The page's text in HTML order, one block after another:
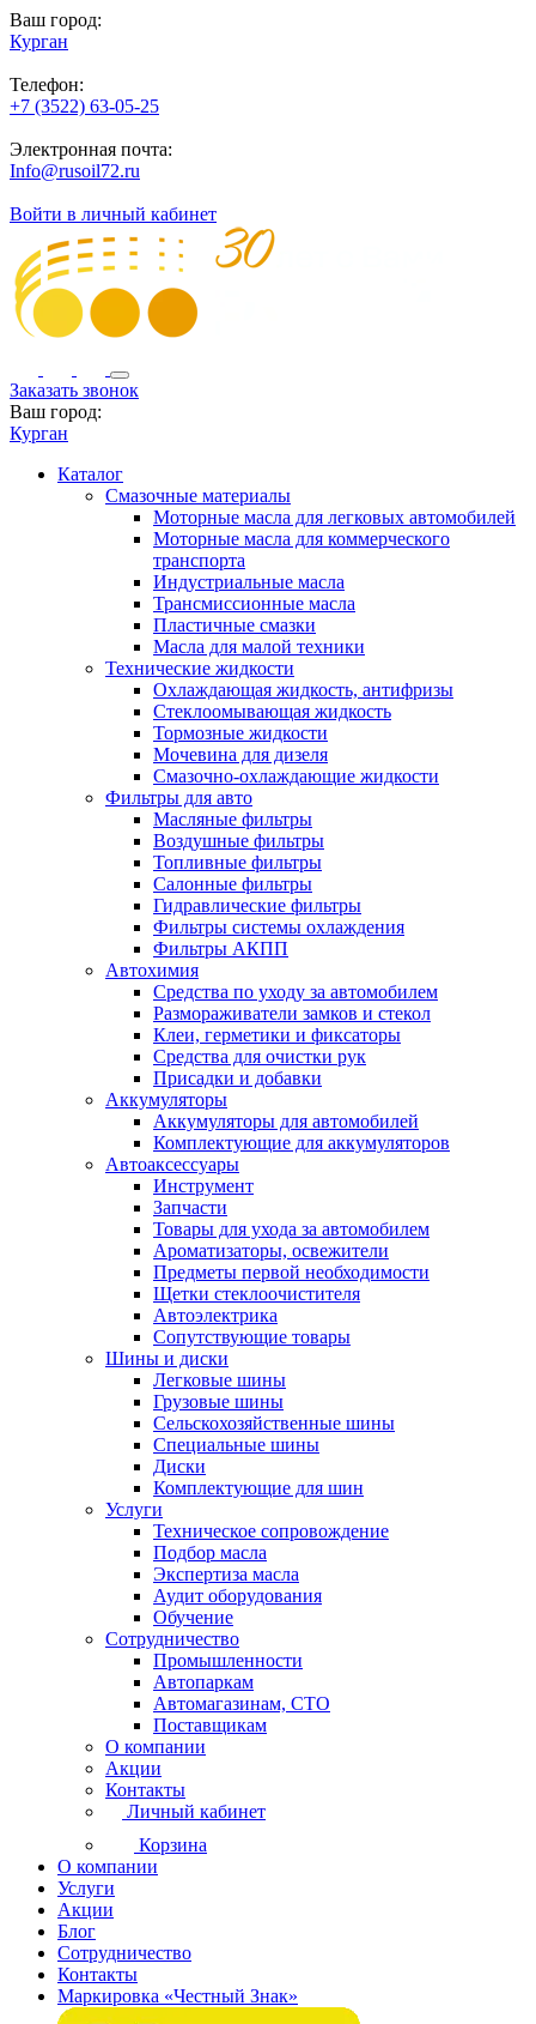
Ваш город:
Курган
Телефон:
+7 (3522) 63-05-25
Электронная почта:
Info@rusoil72.ru
Войти в личный кабинет
Заказать звонок
Ваш город:
Курган
Каталог
Смазочные материалы
Моторные масла для легковых автомобилей
Моторные масла для коммерческого
транспорта
Индустриальные масла
Трансмиссионные масла
Пластичные смазки
Масла для малой техники
Технические жидкости
Охлаждающая жидкость, антифризы
Стеклоомывающая жидкость
Тормозные жидкости
Мочевина для дизеля
Смазочно-охлаждающие жидкости
Фильтры для авто
Масляные фильтры
Воздушные фильтры
Топливные фильтры
Салонные фильтры
Гидравлические фильтры
Фильтры системы охлаждения
Фильтры АКПП
Автохимия
Средства по уходу за автомобилем
Размораживатели замков и стекол
Клеи, герметики и фиксаторы
Средства для очистки рук
Присадки и добавки
Аккумуляторы
Аккумуляторы для автомобилей
Комплектующие для аккумуляторов
Автоаксессуары
Инструмент
Запчасти
Товары для ухода за автомобилем
Ароматизаторы, освежители
Предметы первой необходимости
Щетки стеклоочистителя
Автоэлектрика
Сопутствующие товары
Шины и диски
Легковые шины
Грузовые шины
Сельскохозяйственные шины
Специальные шины
Диски
Комплектующие для шин
Услуги
Техническое сопровождение
Подбор масла
Экспертиза масла
Аудит оборудования
Обучение
Сотрудничество
Промышленности
Автопаркам
Автомагазинам, СТО
Поставщикам
О компании
Акции
Контакты
Личный кабинет
Корзина
О компании
Услуги
Акции
Блог
Сотрудничество
Контакты
Маркировка «Честный Знак»